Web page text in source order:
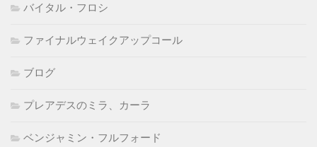
バイタル・フロシ
ファイナルウェイクアップコール
ブログ
プレアデスのミラ、カーラ
ベンジャミン・フルフォード